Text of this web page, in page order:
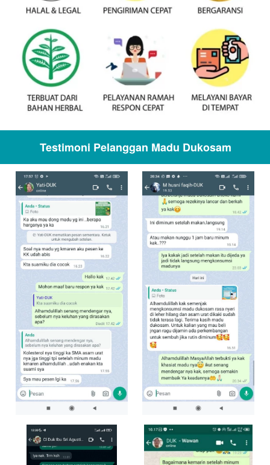
Testimoni Pelanggan Madu Dukosam